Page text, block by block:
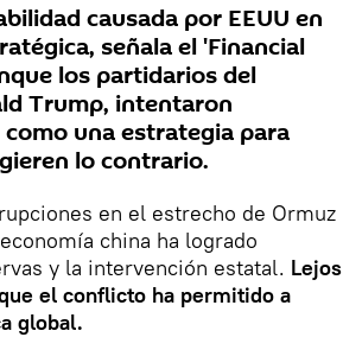
causada por EEUU en
señala el 'Financial
los partidarios del
Trump, intentaron
una estrategia para
lo contrario.
en el estrecho de Ormuz
china ha logrado
y la intervención estatal. Lejos
el conflicto ha permitido a
global.